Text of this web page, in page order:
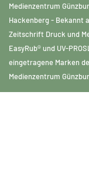
Medienzentrum
Hackenberg - Bekannt
Zeitschrift Druck und
EasyRub® und UV-
eingetragene Marken
Medienzentrum